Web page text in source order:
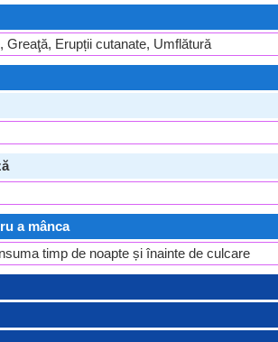
Greaţă, Erupții cutanate, Umflătură
a mânca
timp de noapte și înainte de culcare